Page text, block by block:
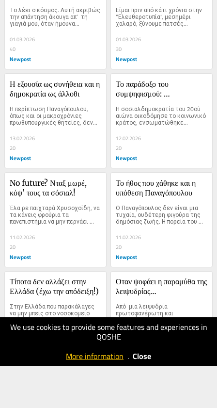
We use cookies to provide some features and experiences in
QOSHE
More information . Close
Το λέει ο κόσμος. Αυτή ακριβώς
την απάντηση άκουγα απ’  τη
γιαγιά μου, όταν ήμουνα...
01.03.2026
40
Newpost
Είμαι πριν από κάτι χρόνια στην
“Ελευθεροτυπία”, μεσημέρι
χαλαρό, ξύνουμε πατσές...
01.03.2026
30
Newpost
Η εξουσία ως συνήθεια και η
δημοκρατία ως άλλοθι
Η περίπτωση Παναγόπουλου,
όπως και οι μακροχρόνιες
πρωθυπουργικές θητείες, δεν...
13.02.2026
20
Newpost
Το παράδοξο του
συμψηφισμού:
Ριζοσπαστική Αριστερά στον
21ο αιώνα
Η σοσιαλδημοκρατία του 20ού
αιώνα οικοδόμησε το κοινωνικό
κράτος, ενσωματώθηκε...
12.02.2026
20
Newpost
No future? Νταξ μωρέ,
κόψ’ τους τα σόσιαλ!
Έλα ρε παιχταρά Χρυσοχοΐδη, να
τα κάνεις φρούρια τα
πανεπιστήμια να μην περνάει
ούτε μυγάκι δίχως ταυτότητα
στα δόντια!
11.02.2026
20
Newpost
Το ήθος που χάθηκε και η
υπόθεση Παναγόπουλου
Ο Παναγόπουλος δεν είναι μια
τυχαία, ουδέτερη φιγούρα της
δημόσιας ζωής. Η πορεία του
ήταν ανέκαθεν συνδεδεμένη με
το ΠΑΣΟΚ.
11.02.2026
20
Newpost
Τίποτα δεν αλλάζει στην
Ελλάδα (έχω την απόδειξη!)
Στην Ελλάδα που παρακάλαγες
να μην μπεις στο νοσοκομείο
γιατί  έπαιζε πολύ να ‘βγαινες με
τα πόδια μπροστά.
Όταν ψοφάει η παραμύθα της
λειψυδρίας…
Από  μια λειψυδρία
πρωτοφανέρωτη και
συμπαντική, που χτυπάει μόνο
την Ελλάδα και...
09.02.2026
Newpost